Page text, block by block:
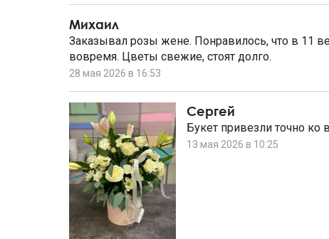
Михаил
Заказывал розы жене. Понравилось, что в 11
вовремя. Цветы свежие, стоят долго.
28 мая 2026 в 16:53
Сергей
Букет привезли точно
13 мая 2026 в 10:25